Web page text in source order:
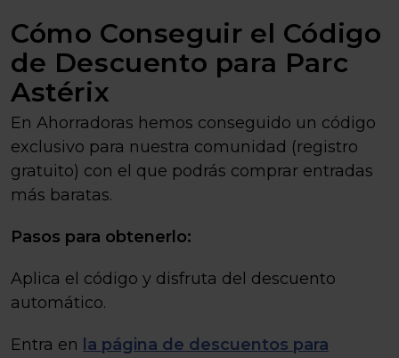
Cómo Conseguir el Código
de Descuento para Parc
Astérix
En Ahorradoras hemos conseguido un código
exclusivo para nuestra comunidad (registro
gratuito) con el que podrás comprar entradas
más baratas.
Pasos para obtenerlo:
Aplica el código y disfruta del descuento
automático.
Entra en la página de descuentos para